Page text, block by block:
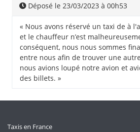
Déposé le 23/03/2023 à 00h53
« Nous avons réservé un taxi de à
et le chauffeur n’est
conséquent, nous nous sommes
entre nous afin de trouver une
nous avions loupé notre avion et
des billets. »
Taxis en France